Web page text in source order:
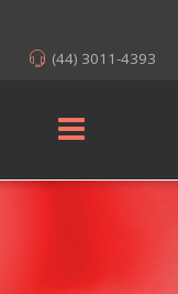
(44) 3011-4393